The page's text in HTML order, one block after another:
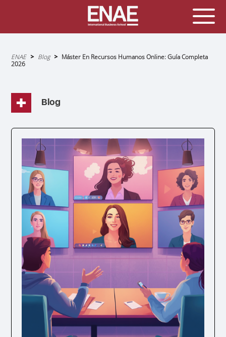
Sobrescribir
enlaces
de
navegación
ENAE Blog
Máster En Recursos Humanos Online: Guía Completa
2026
Blog